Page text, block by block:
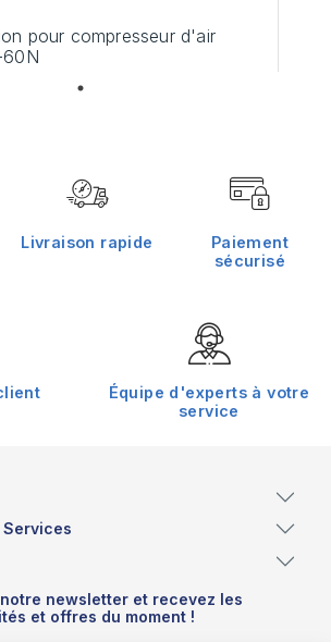
pour compresseur d'air
60N
Livraison rapide
Paiement
sécurisé
Équipe d'experts à votre
service
Services
newsletter et recevez les
et offres du moment !